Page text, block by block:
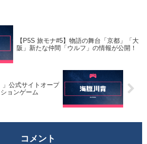
【P5S 旅モナ#5】物語の舞台「京都」「大
阪」新たな仲間「ウルフ」の情報が公開！
」公式サイトオープ
ョンゲーム
コメント